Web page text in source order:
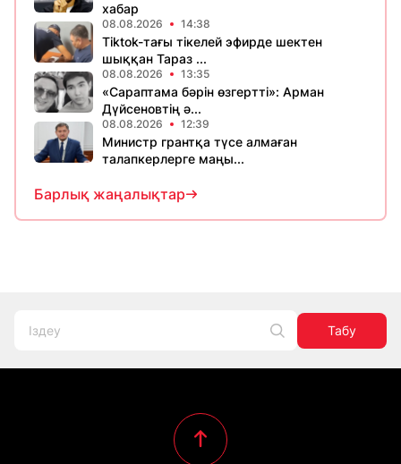
хабар
08.08.2026 14:38
Tiktok-тағы тікелей эфирде шектен
шыққан Тараз ...
08.08.2026 13:35
«Сараптама бәрін өзгертті»: Арман
Дүйсеновтің ә...
08.08.2026 12:39
Министр грантқа түсе алмаған
талапкерлерге маңы...
Барлық жаңалықтар
Табу